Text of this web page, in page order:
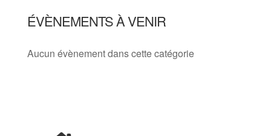
ÉVÈNEMENTS À VENIR
Aucun évènement dans cette catégorie